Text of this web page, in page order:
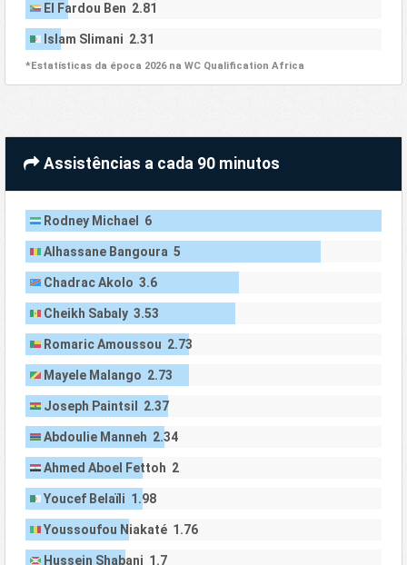
El Fardou Ben 2.81
Islam Slimani 2.31
*Estatísticas da época 2026 na WC Qualification Africa
Assistências a cada 90 minutos
Rodney Michael 6
Alhassane Bangoura 5
Chadrac Akolo 3.6
Cheikh Sabaly 3.53
Romaric Amoussou 2.73
Mayele Malango 2.73
Joseph Paintsil 2.37
Abdoulie Manneh 2.34
Ahmed Aboel Fettoh 2
Youcef Belaïli 1.98
Youssoufou Niakaté 1.76
Hussein Shabani 1.7